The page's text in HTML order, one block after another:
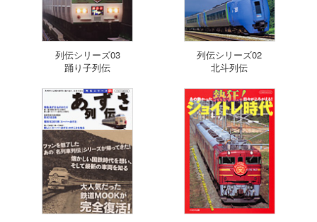
列伝シリーズ03
踊り子列伝
列伝シリーズ02
北斗列伝